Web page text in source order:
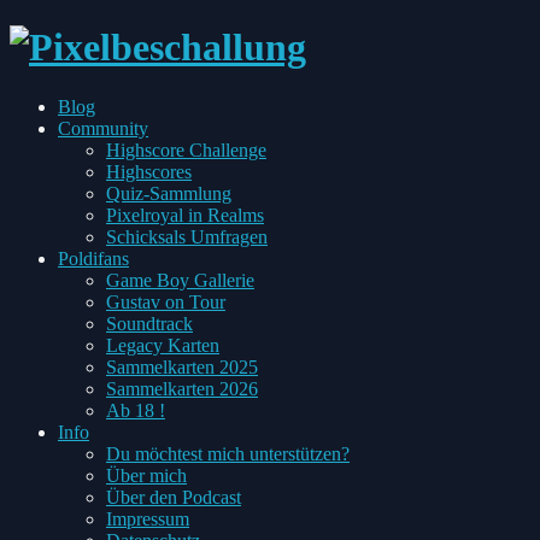
every
Pixel
Blog
CommunityToggle
child
menu
Highscore Challenge
Highscores
Quiz-Sammlung
Pixelroyal in Realms
Schicksals Umfragen
PoldifansToggle
child
menu
Game Boy Gallerie
Gustav on Tour
Soundtrack
Legacy Karten
Sammelkarten 2025
Sammelkarten 2026
Ab 18 !
InfoToggle
child
menu
Du möchtest mich unterstützen?
Über mich
Über den Podcast
Impressum